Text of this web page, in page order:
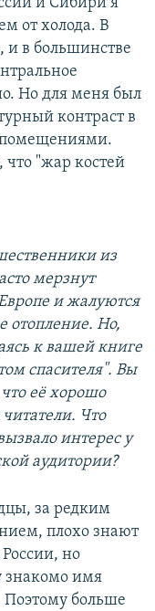
и Сибири я
от холода. В
и в большинстве
Но для меня был
контраст в
помещениями.
"жар костей
из
мерзнут
и жалуются
отопление. Но,
к вашей книге
спасителя". Вы
её хорошо
Что
интерес у
аудитории?
за редким
плохо знают
но
имя
Поэтому больше